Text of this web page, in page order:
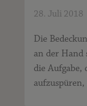
28. Juli 2018
Die
an der
die Aufgabe,
aufzuspüren,